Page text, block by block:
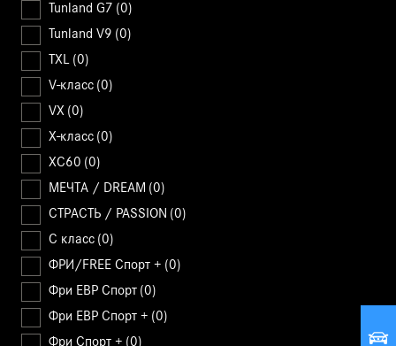
Tunland G7 (0)
Tunland V9 (0)
TXL
(0)
V-класс (0)
VX (0)
X-класс (0)
XC60 (0)
МЕЧТА / DREAM (0)
СТРАСТЬ / PASSION (0)
С класс (0)
ФРИ/FREE Спорт + (0)
Фри ЕВР Спорт (0)
Фри ЕВР Спорт + (0)
Фри Спорт + (0)